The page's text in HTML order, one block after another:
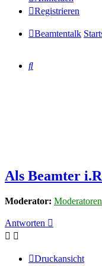
Registrieren
Beamtentalk
Suche
Als Beamter
Moderator: Moderatoren
Antworten
Druckansicht